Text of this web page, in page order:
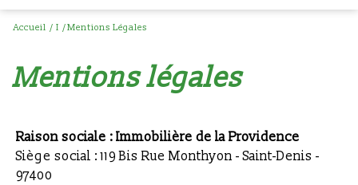
Accueil I Mentions Légales
mentions légales
Raison sociale : Immobilière de la Providence
Siège social : 119 Bis Rue Monthyon - Saint-Denis -
97400